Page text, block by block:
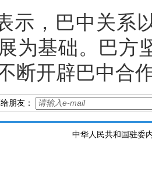
示，巴中关系
为基础。巴方
断开辟巴中合
朋友：
中华人民共和国驻委